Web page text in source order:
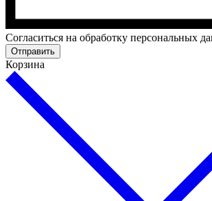
Cогласиться на обработку персональных
Отправить
Корзина